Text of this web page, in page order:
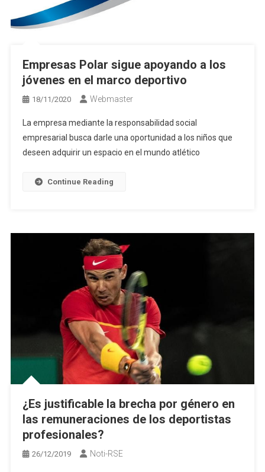
Empresas Polar sigue apoyando a los
jóvenes en el marco deportivo
18/11/2020 Webmaster
La empresa mediante la responsabilidad social
empresarial busca darle una oportunidad a los niños que
deseen adquirir un espacio en el mundo atlético
Continue Reading
¿Es justificable la brecha por género en
las remuneraciones de los deportistas
profesionales?
26/12/2019 Noti-RSE